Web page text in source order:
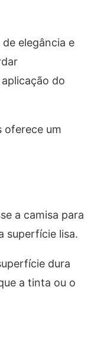
elegância e
do
oferece um
a camisa para
superfície lisa.
dura
a tinta ou o